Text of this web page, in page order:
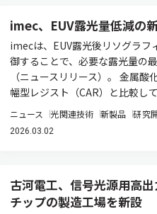
imec、EUV露光量低減の
imecは、EUV露光後リソグラフ
御することで、必要な露光量の
（ニュースリリース）。 金属
幅型レジスト（CAR）と比較し
ニュース 光関連技術 新製品 研究
2026.03.02
古河電工、信号光源用高
チップの製造工場を新設